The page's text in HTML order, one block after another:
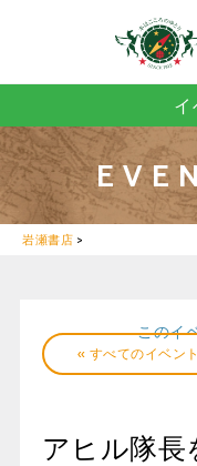
イ
岩瀬書店 >
« すべてのイベント
このイ
アヒル隊長